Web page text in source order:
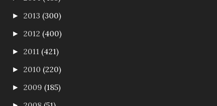
► 2013 (300)
► 2012 (400)
► 2011 (421)
► 2010 (220)
► 2009 (185)